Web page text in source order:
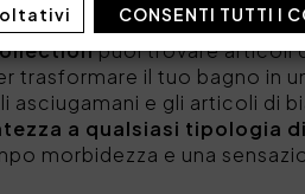
CONSENTI TUTTI I
puoi trovare articoli
trasformare il tuo bagno in
e gli articoli di
a qualsiasi tipologia
morbidezza e una